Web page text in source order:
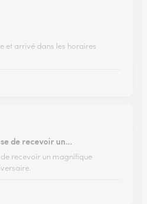
et arrivé dans les horaires
de recevoir un…
recevoir un magnifique